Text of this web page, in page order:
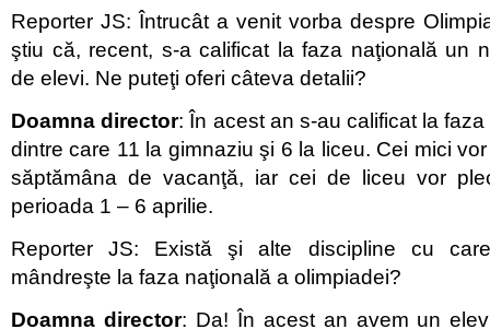
Reporter JS: Întrucât a venit vorba despre
ştiu că, recent, s-a calificat la faza naţională un
de elevi. Ne puteţi oferi câteva detalii?
Doamna director: În acest an s-au calificat la
dintre care 11 la gimnaziu şi 6 la liceu. Cei mici
săptămâna de vacanţă, iar cei de liceu vor
perioada 1 – 6 aprilie.
Reporter JS: Există şi alte discipline cu
mândreşte la faza naţională a olimpiadei?
Doamna director: Da! În acest an avem un